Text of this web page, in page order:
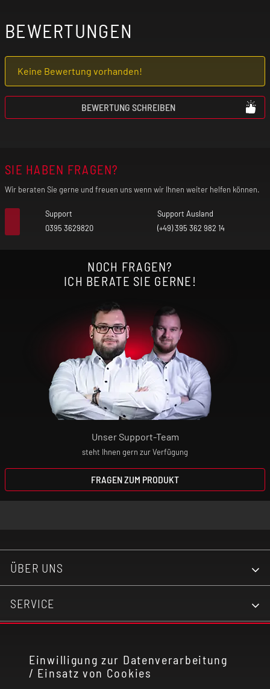
Einwilligung zur Datenverarbeitung
/ Einsatz von Cookies
BEWERTUNGEN
Keine Bewertung vorhanden!
BEWERTUNG SCHREIBEN
SIE HABEN FRAGEN?
Wir beraten Sie gerne und freuen uns wenn wir Ihnen weiter helfen können.
Support
0395 3629820
Support Ausland
(+49) 395 362 982 14
NOCH FRAGEN?
ICH BERATE SIE GERNE!
Unser Support-Team
steht Ihnen gern zur Verfügung
FRAGEN ZUM PRODUKT
ÜBER UNS
SERVICE
RECHTLICHES